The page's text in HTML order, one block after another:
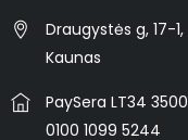
Draugystės g, 17-1,
Kaunas
PaySera LT34 3500
0100 1099 5244